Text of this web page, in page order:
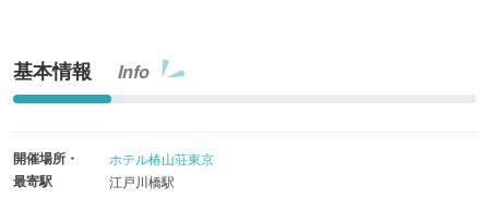
基本情報 Info
開催場所・
最寄駅
ホテル椿山荘東京
江戸川橋駅